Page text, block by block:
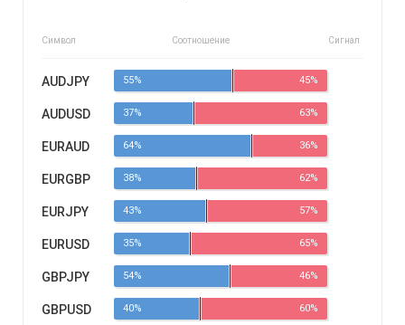
Символ Соотношение Сигнал
AUDJPY 55% 45%
AUDUSD 37% 63%
EURAUD 64% 36%
EURGBP 38% 62%
EURJPY 43% 57%
EURUSD 35% 65%
GBPJPY 54% 46%
GBPUSD 40% 60%